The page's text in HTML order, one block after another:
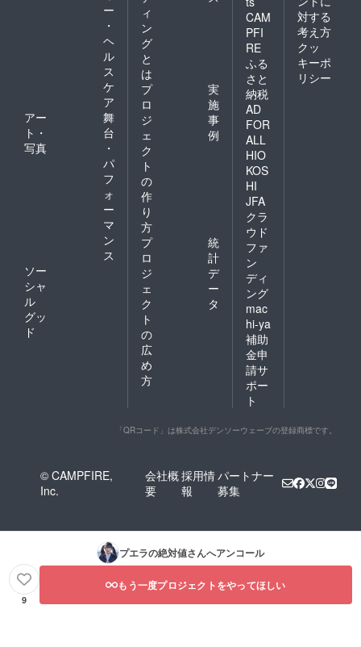
ー
・
ヘ
ル
ス
ケ
ア
アー
ト・
写真
舞
台
・
パ
フ
ォ
ー
マ
ン
ス
ソー
シャ
ル
グッ
ド
ィ
ン
グ
と
は
プ
ロ
ジ
ェ
ク
ト
の
作
り
方
実
施
事
例
プ
ロ
ジ
ェ
ク
ト
の
広
め
方
統
計
デ
ー
タ
CAM
PFI
RE
ふる
さと
納税
AD
FOR
ALL
HIO
KOS
HI
JFA
クラ
ウド
ファ
ン
ディ
ング
mac
hi-ya
補助
金申
請サ
ポー
ト
対する
考え方
クッ
キーポ
リシー
「QRコード」は株式会社デンソーウェーブの登録商標です。
© CAMPFIRE,
Inc.
会社概
要
採用情
報
パートナー
募集
プエラの絶対値さんへアンコール
9
もう一度プロジェクトをやってほしい